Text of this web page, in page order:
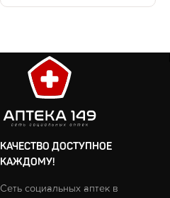
КАЧЕСТВО ДОСТУПНОЕ
КАЖДОМУ!
Сеть социальных аптек в